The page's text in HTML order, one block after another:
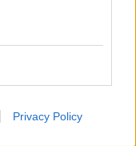
Privacy Policy